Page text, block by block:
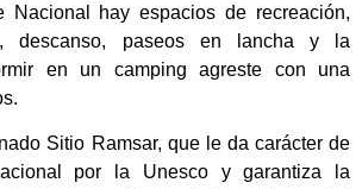
Nacional hay espacios de recreación,
descanso, paseos en lancha y la
en un camping agreste con una
Sitio Ramsar, que le da carácter de
por la Unesco y garantiza la